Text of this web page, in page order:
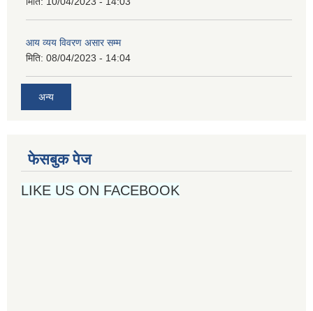
आय व्यय विवरण असार सम्म
मिति: 08/04/2023 - 14:04
अन्य
फेसबुक पेज
LIKE US ON FACEBOOK